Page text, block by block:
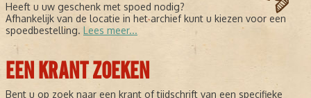
Heeft u uw geschenk met spoed nodig?
Afhankelijk van de locatie in het archief kunt u kiezen voor een
spoedbestelling. Lees meer...
EEN KRANT ZOEKEN
Bent u op zoek naar een krant of tijdschrift van een specifieke